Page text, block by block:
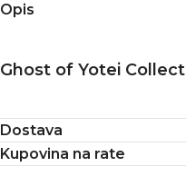
Opis
Ghost of Yotei
Dostava
Kupovina na rate